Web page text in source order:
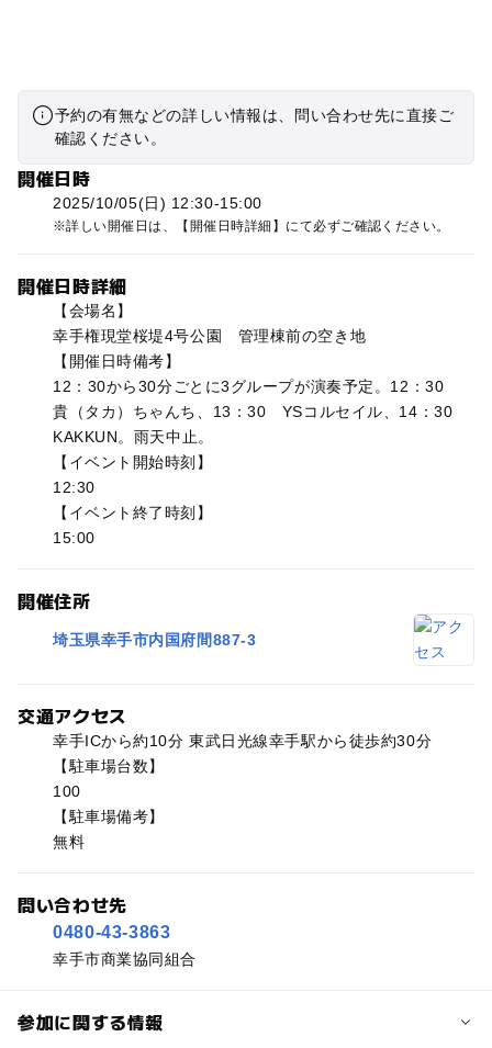
予約の有無などの詳しい情報は、問い合わせ先に直接ご
確認ください。
開催日時
2025/10/05(日) 12:30-15:00
詳しい開催日は、【開催日時詳細】にて必ずご確認ください。
開催日時詳細
【会場名】
幸手権現堂桜堤4号公園 管理棟前の空き地
【開催日時備考】
12：30から30分ごとに3グループが演奏予定。12：30
貴（タカ）ちゃんち、13：30 YSコルセイル、14：30
KAKKUN。雨天中止。
【イベント開始時刻】
12:30
【イベント終了時刻】
15:00
開催住所
埼玉県幸手市内国府間887-3
交通アクセス
幸手ICから約10分 東武日光線幸手駅から徒歩約30分
【駐車場台数】
100
【駐車場備考】
無料
問い合わせ先
0480-43-3863
幸手市商業協同組合
参加に関する情報